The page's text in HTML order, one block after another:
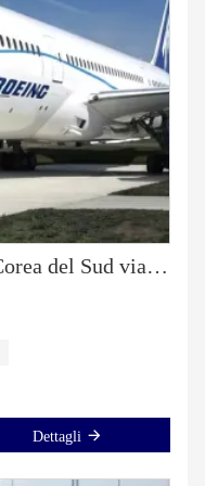
Spedizione dalla Cina alla Corea del Sud via mare
Dettagli